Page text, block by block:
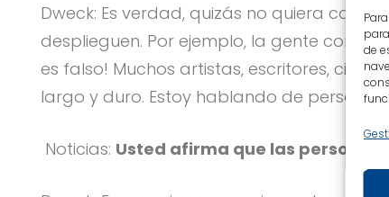
de
Dweck: Es verdad, quizás no quiera
desplieguen. Por ejemplo, la gente con
es falso! Muchos artistas, escritores,
largo y duro. Estoy hablando de personas
Noticias: Usted afirma que las